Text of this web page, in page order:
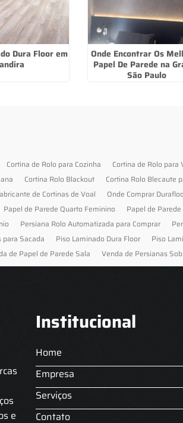
Dura Floor em
Onde Encontrar Os
Papel De Parede na
São Paulo
Cortina de Rolo para Cozinha Cortina de Rolo para
Cortina Rolo Blackout Cortina Rolo Blecaute
de Cortinas de Voal Onde Comprar
Papel de Parede Quarto Feminino Papel de
Persiana Rolo Automatizada para Comprar
para Sacada Piso Laminado Dura Floor Piso
de Papel de Parede Sala Venda de Persianas
e
Institucional
Home
Empresa
Serviços
Contato